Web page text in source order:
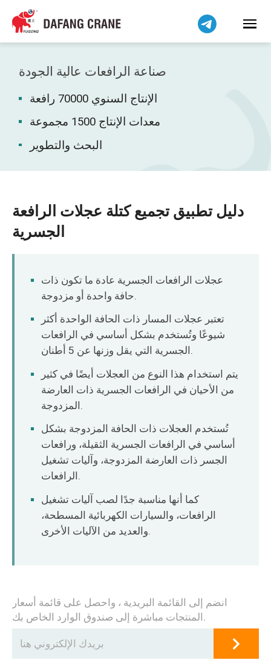
صناعة الرافعات عالية الجودة
الإنتاج السنوي 70000 رافعة
معدات الإنتاج 1500 مجموعة
البحث والتطوير
دليل تطبيق تجميع كتلة عجلات الرافعة
الجسرية
عجلات الرافعات الجسرية عادة ما تكون ذات
حافة واحدة أو مزدوجة.
تعتبر عجلات المسار ذات الحافة الواحدة أكثر
شيوعًا وتُستخدم بشكل أساسي في الرافعات
الجسرية التي يقل وزنها عن 5 أطنان.
يتم استخدام هذا النوع من العجلات أيضًا في كثير
من الأحيان في الرافعات الجسرية ذات العارضة
المزدوجة.
تُستخدم العجلات ذات الحافة المزدوجة بشكل
أساسي في الرافعات الجسرية الثقيلة، ورافعات
الجسر ذات العارضة المزدوجة، وآليات تشغيل
الرافعات.
كما أنها مناسبة جدًا لصب آليات تشغيل
الرافعات، والسيارات الكهربائية المسطحة،
والعديد من الآليات الأخرى.
انضم إلى القائمة البريدية ، واحصل على قائمة أسعار
المنتجات مباشرة إلى صندوق الوارد الخاص بك.
Bahasa Indonesia
Bahasa Melayu
Tiếng Việt
简体中文
فارسی
Pilipino
اردو
Kiswahili
Dansk
Norsk
O‘zbekcha